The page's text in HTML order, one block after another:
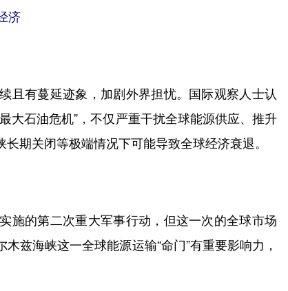
济
有蔓延迹象，加剧外界担忧。国际观察人士认
大石油危机”，不仅严重干扰全球能源供应、推升
期关闭等极端情况下可能导致全球经济衰退。
的第二次重大军事行动，但这一次的全球市场
兹海峡这一全球能源运输“命门”有重要影响力，